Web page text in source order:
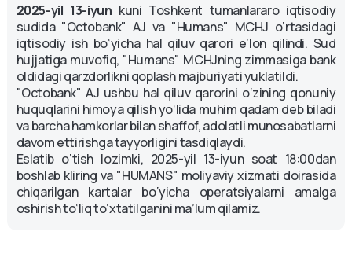
2025-yil 13-iyun kuni Toshkent tumanlararo iqtisodiy
sudida "Octobank" AJ va "Humans" MCHJ o‘rtasidagi
iqtisodiy ish bo‘yicha hal qiluv qarori e’lon qilindi. Sud
hujjatiga muvofiq, "Humans" MCHJning zimmasiga bank
oldidagi qarzdorlikni qoplash majburiyati yuklatildi.
"Octobank" AJ ushbu hal qiluv qarorini o‘zining qonuniy
huquqlarini himoya qilish yo‘lida muhim qadam deb biladi
va barcha hamkorlar bilan shaffof, adolatli munosabatlarni
davom ettirishga tayyorligini tasdiqlaydi.
Eslatib o‘tish lozimki, 2025-yil 13-iyun soat 18:00dan
boshlab kliring va "HUMANS" moliyaviy xizmati doirasida
chiqarilgan kartalar bo‘yicha operatsiyalarni amalga
oshirish to‘liq to‘xtatilganini ma’lum qilamiz.